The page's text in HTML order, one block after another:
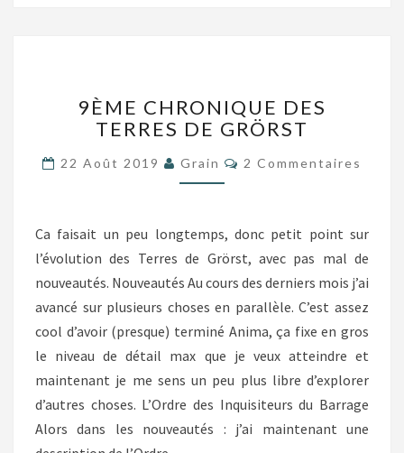
CHRONIQUE
DES
DE
GRÖRST
9ÈME CHRONIQUE DES
TERRES DE GRÖRST
22 Août 2019 Grain Commentaires
2 Commentaires
Ca faisait un peu longtemps, donc petit point sur
l’évolution des Terres de Grörst, avec pas mal de
nouveautés. Nouveautés Au cours des derniers mois j’ai
avancé sur plusieurs choses en parallèle. C’est assez
cool d’avoir (presque) terminé Anima, ça fixe en gros
le niveau de détail max que je veux atteindre et
maintenant je me sens un peu plus libre d’explorer
d’autres choses. L’Ordre des Inquisiteurs du Barrage
Alors dans les nouveautés : j’ai maintenant une